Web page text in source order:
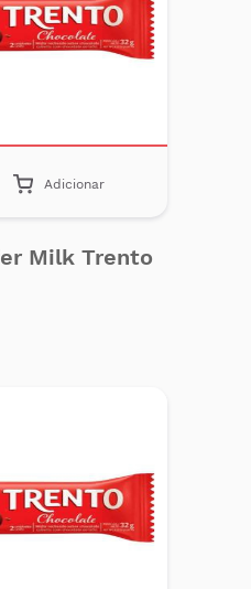
Adicionar
Milk Trento